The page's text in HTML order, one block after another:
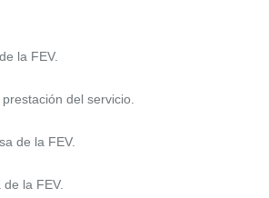
la FEV.
del servicio.
de la FEV.
la FEV.